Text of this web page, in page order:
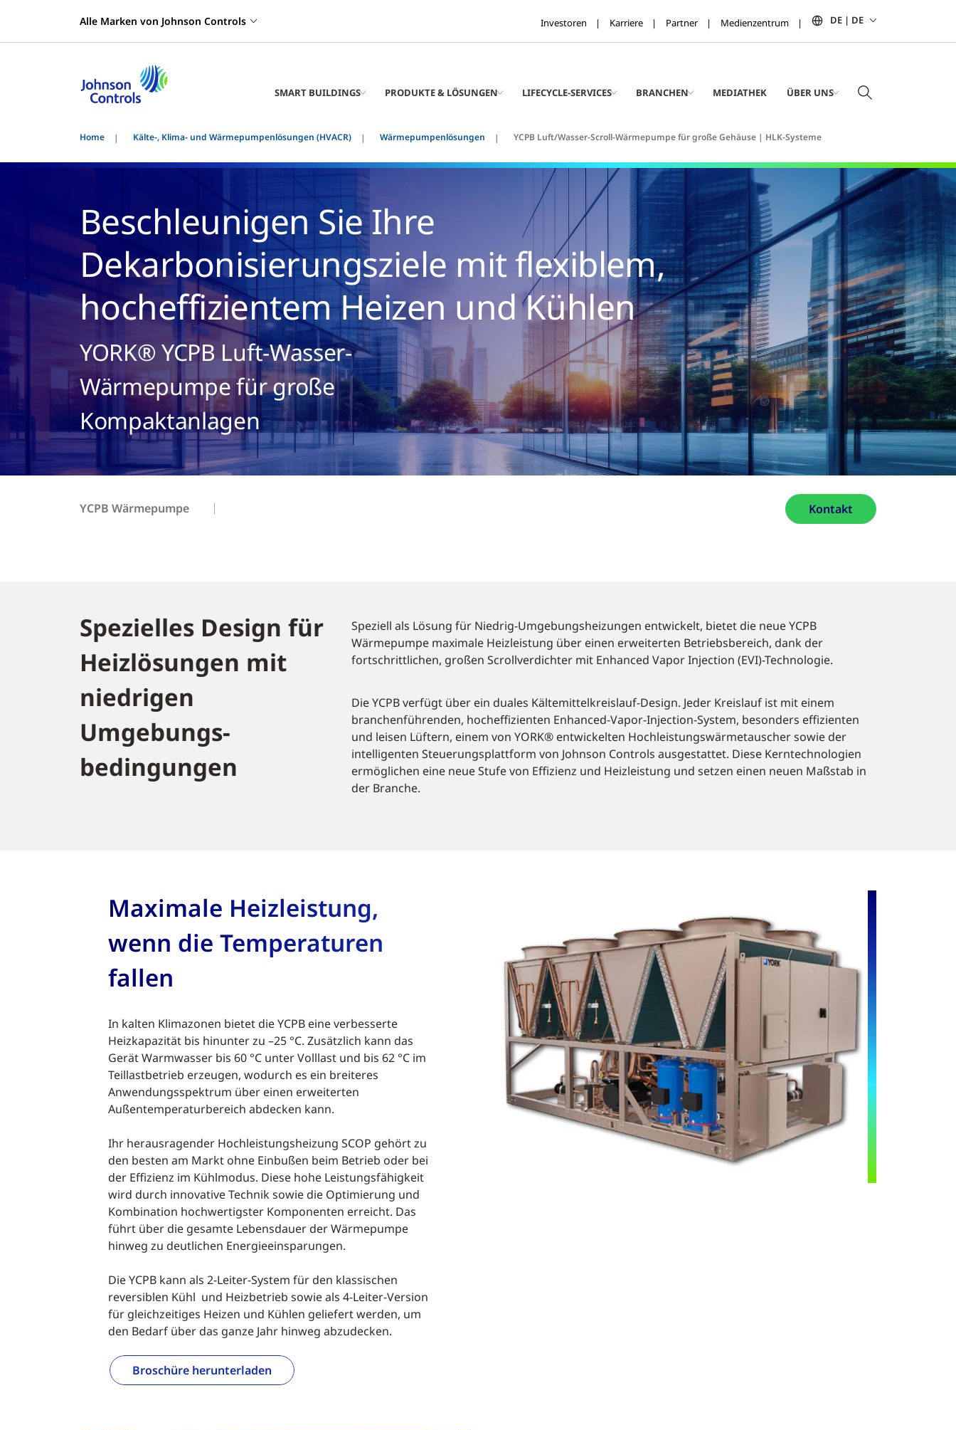
Alle Marken von Johnson Controls Investoren Karriere Partner Medienzentrum DE | DE
SMART BUILDINGS PRODUKTE & LÖSUNGEN LIFECYCLE-SERVICES BRANCHEN MEDIATHEK ÜBER UNS
Home Kälte-, Klima- und Wärmepumpenlösungen (HVACR) Wärmepumpenlösungen YCPB Luft/Wasser-Scroll-Wärmepumpe für große Gehäuse | HLK-Systeme
Beschleunigen Sie Ihre
Dekarbonisierungsziele mit flexiblem,
hocheffizientem Heizen und Kühlen
YORK® YCPB Luft-Wasser-
Wärmepumpe für große
Kompaktanlagen
YCPB Wärmepumpe Kontakt
Spezielles Design für
Heizlösungen mit
niedrigen
Umgebungs-
bedingungen
Speziell als Lösung für Niedrig-Umgebungsheizungen entwickelt, bietet die neue YCPB
Wärmepumpe maximale Heizleistung über einen erweiterten Betriebsbereich, dank der
fortschrittlichen, großen Scrollverdichter mit Enhanced Vapor Injection (EVI)-Technologie.
Die YCPB verfügt über ein duales Kältemittelkreislauf-Design. Jeder Kreislauf ist mit einem
branchenführenden, hocheffizienten Enhanced-Vapor-Injection-System, besonders effizienten
und leisen Lüftern, einem von YORK® entwickelten Hochleistungswärmetauscher sowie der
intelligenten Steuerungsplattform von Johnson Controls ausgestattet. Diese Kerntechnologien
ermöglichen eine neue Stufe von Effizienz und Heizleistung und setzen einen neuen Maßstab in
der Branche.
Maximale Heizleistung,
wenn die Temperaturen
fallen
In kalten Klimazonen bietet die YCPB eine verbesserte
Heizkapazität bis hinunter zu –25 °C. Zusätzlich kann das
Gerät Warmwasser bis 60 °C unter Volllast und bis 62 °C im
Teillastbetrieb erzeugen, wodurch es ein breiteres
Anwendungsspektrum über einen erweiterten
Außentemperaturbereich abdecken kann.
Ihr herausragender Hochleistungsheizung SCOP gehört zu
den besten am Markt ohne Einbußen beim Betrieb oder bei
der Effizienz im Kühlmodus. Diese hohe Leistungsfähigkeit
wird durch innovative Technik sowie die Optimierung und
Kombination hochwertigster Komponenten erreicht. Das
führt über die gesamte Lebensdauer der Wärmepumpe
hinweg zu deutlichen Energieeinsparungen.
Die YCPB kann als 2-Leiter-System für den klassischen
reversiblen Kühl und Heizbetrieb sowie als 4-Leiter-Version
für gleichzeitiges Heizen und Kühlen geliefert werden, um
den Bedarf über das ganze Jahr hinweg abzudecken.
Broschüre herunterladen